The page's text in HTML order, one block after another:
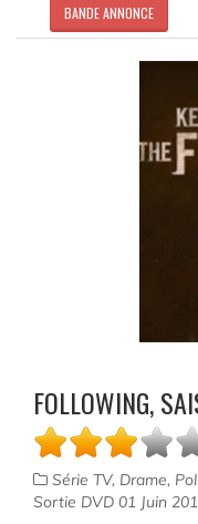
BANDE ANNONCE
FOLLOWING,
Série TV, Drame,
Sortie DVD 01 Juin